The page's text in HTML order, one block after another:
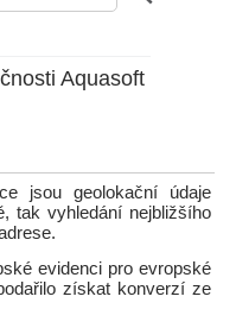
Aquasoft
jsou geolokační údaje
tak vyhledání nejbližšího
evidenci pro evropské
získat konverzí ze